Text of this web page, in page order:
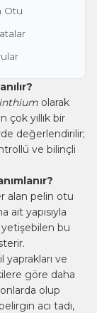
Otu
olarak
çok yıllık bir
değerlendirilir;
ve bilinçli
alan pelin otu
ait yapısıyla
yetişebilen bu
yaprakları ve
göre daha
olup
acı tadı,